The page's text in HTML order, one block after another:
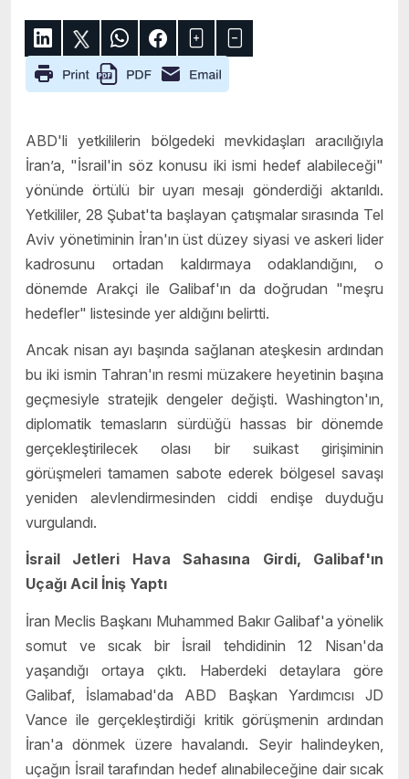
ABD'li yetkililerin bölgedeki mevkidaşları aracılığıyla
İran’a, "İsrail'in söz konusu iki ismi hedef alabileceği"
yönünde örtülü bir uyarı mesajı gönderdiği aktarıldı.
Yetkililer, 28 Şubat'ta başlayan çatışmalar sırasında Tel
Aviv yönetiminin İran'ın üst düzey siyasi ve askeri lider
kadrosunu ortadan kaldırmaya odaklandığını, o
dönemde Arakçi ile Galibaf'ın da doğrudan "meşru
hedefler" listesinde yer aldığını belirtti.
Ancak nisan ayı başında sağlanan ateşkesin ardından
bu iki ismin Tahran'ın resmi müzakere heyetinin başına
geçmesiyle stratejik dengeler değişti. Washington'ın,
diplomatik temasların sürdüğü hassas bir dönemde
gerçekleştirilecek olası bir suikast girişiminin
görüşmeleri tamamen sabote ederek bölgesel savaşı
yeniden alevlendirmesinden ciddi endişe duyduğu
vurgulandı.
İsrail Jetleri Hava Sahasına Girdi, Galibaf'ın
Uçağı Acil İniş Yaptı
İran Meclis Başkanı Muhammed Bakır Galibaf'a yönelik
somut ve sıcak bir İsrail tehdidinin 12 Nisan'da
yaşandığı ortaya çıktı. Haberdeki detaylara göre
Galibaf, İslamabad'da ABD Başkan Yardımcısı JD
Vance ile gerçekleştirdiği kritik görüşmenin ardından
İran'a dönmek üzere havalandı. Seyir halindeyken,
uçağın İsrail tarafından hedef alınabileceğine dair sıcak